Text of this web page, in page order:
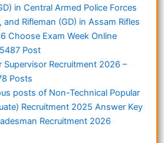
in Central Armed Police Forces
and Rifleman (GD) in Assam Rifles
Choose Exam Week Online
Post
Supervisor Recruitment 2026 –
Posts
posts of Non-Technical Popular
Recruitment 2025 Answer Key
Recruitment 2026